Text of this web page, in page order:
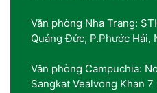
Văn phòng Nha Trang:
Quảng Đức, P.Phước Hải,
Văn phòng Campuchia:
Sangkat Vealvong Khan